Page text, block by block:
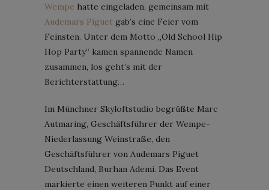
Wempe hatte eingeladen, gemeinsam mit
Audemars Piguet gab’s eine Feier vom
Feinsten. Unter dem Motto „Old School Hip
Hop Party“ kamen spannende Namen
zusammen, los geht’s mit der
Berichterstattung…
Im Münchner Skyloftstudio begrüßte Marc
Autmaring, Geschäftsführer der Wempe-
Niederlassung Weinstraße, den
Geschäftsführer von Audemars Piguet
Deutschland, Burhan Ademi. Das Event
markierte einen weiteren Punkt auf einer